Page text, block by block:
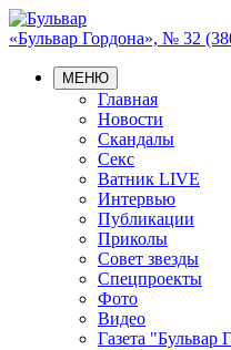
«Бульвар Гордона», № 32
МЕНЮ
Главная
Новости
Скандалы
Секс
Ватник LIVE
Интервью
Публикации
Приколы
Совет звезды
Спецпроекты
Фото
Видео
Газета "Бульвар